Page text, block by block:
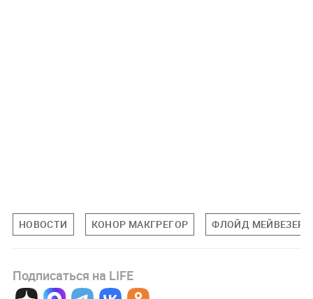
НОВОСТИ КОНОР МАКГРЕГОР ФЛОЙД МЕЙВЕЗЕР
Подписаться на LIFE